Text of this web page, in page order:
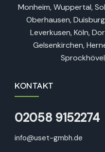
Monheim, Wuppertal,
Oberhausen,
Leverkusen, Köln,
Gelsenkirchen,
KONTAKT
02058 9152274
info@uset-gmbh.de